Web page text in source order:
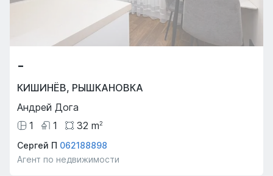
-
КИШИНЁВ, РЫШКАНОВКА
Андрей Дога
1
1 32 m2
Сергей П 062188898
Агент по недвижимости